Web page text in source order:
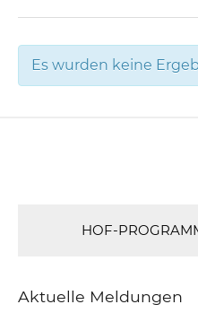
Es wurden keine
HOF-
Aktuelle Meldungen